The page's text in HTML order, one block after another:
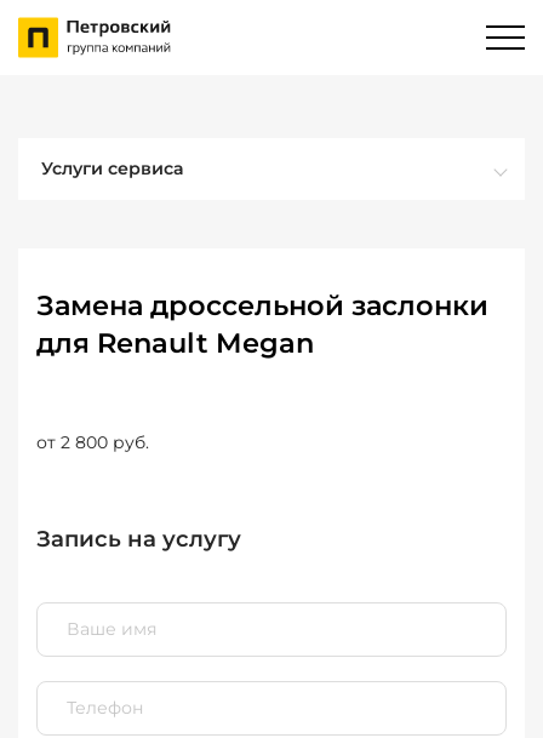
Услуги сервиса
Замена дроссельной заслонки
для Renault Megan
от 2 800 руб.
Запись на услугу